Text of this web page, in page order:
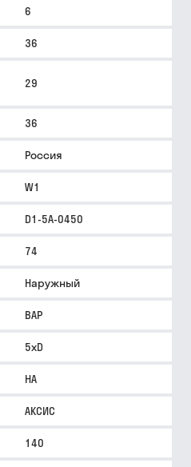
6
36
29
36
Россия
W1
D1-5A-0450
74
Наружный
BAP
5xD
HA
АКСИС
140